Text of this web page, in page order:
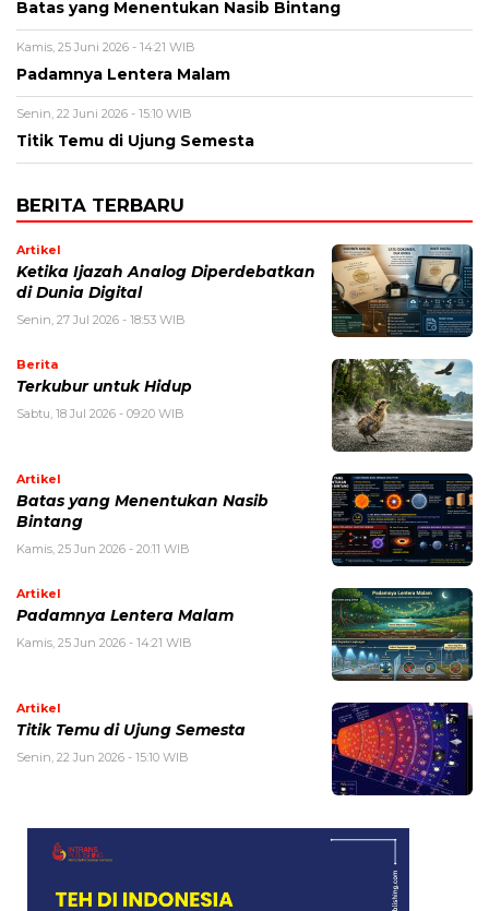
Batas yang Menentukan Nasib Bintang
Kamis, 25 Juni 2026 - 14:21 WIB
Padamnya Lentera Malam
Senin, 22 Juni 2026 - 15:10 WIB
Titik Temu di Ujung Semesta
BERITA TERBARU
Artikel
Ketika Ijazah Analog Diperdebatkan
di Dunia Digital
Senin, 27 Jul 2026 - 18:53 WIB
Berita
Terkubur untuk Hidup
Sabtu, 18 Jul 2026 - 09:20 WIB
Artikel
Batas yang Menentukan Nasib
Bintang
Kamis, 25 Jun 2026 - 20:11 WIB
Artikel
Padamnya Lentera Malam
Kamis, 25 Jun 2026 - 14:21 WIB
Artikel
Titik Temu di Ujung Semesta
Senin, 22 Jun 2026 - 15:10 WIB